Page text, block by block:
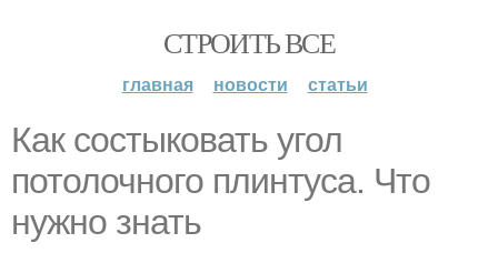
СТРОИТЬ ВСЕ
главная новости статьи
Как состыковать угол
потолочного плинтуса. Что
нужно знать